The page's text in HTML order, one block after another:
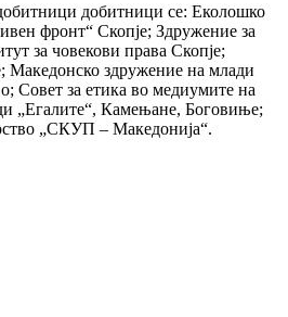
добитници се: Еколошко
фронт“ Скопје; Здружение за
за човекови права Скопје;
Македонско здружение на млади
Совет за етика во медиумите на
„Егалите“, Камењане, Боговиње;
„СКУП – Македонија“.